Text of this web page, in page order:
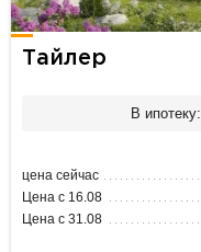
Тайлер
В ипотеку:
цена сейчас
Цена с 16.08
Цена с 31.08